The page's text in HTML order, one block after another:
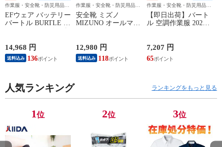
作業服・安全靴・防災用品な
ら作業用品専門店のまもる君
EFウェア バッテリー
バートル BURTLE エ
2026年モデル AC10
作業着 作業服 春夏
14,968 円
送料込み 136
作業服・安全靴・防災用品な
ら作業用品専門店のまもる君
安全靴 ミズノ
MIZUNO オールマイ
F1GA260109、
F1GA260125、
F1GA260127、
12,980 円
送料込み 118
作業服・安全靴・防災用品な
ら作業用品専門店のまもる君
【即日出荷】バート
ル 空調作業服 2026
作業着 ファン 防水
EFウェア AC10-1
AC10-2 BURTLE
服 春夏 猛暑 暑さ対
策 洗えるファン
7,207 円
65
人気ランキング ランキングをもっと見る
1位 2位 3位